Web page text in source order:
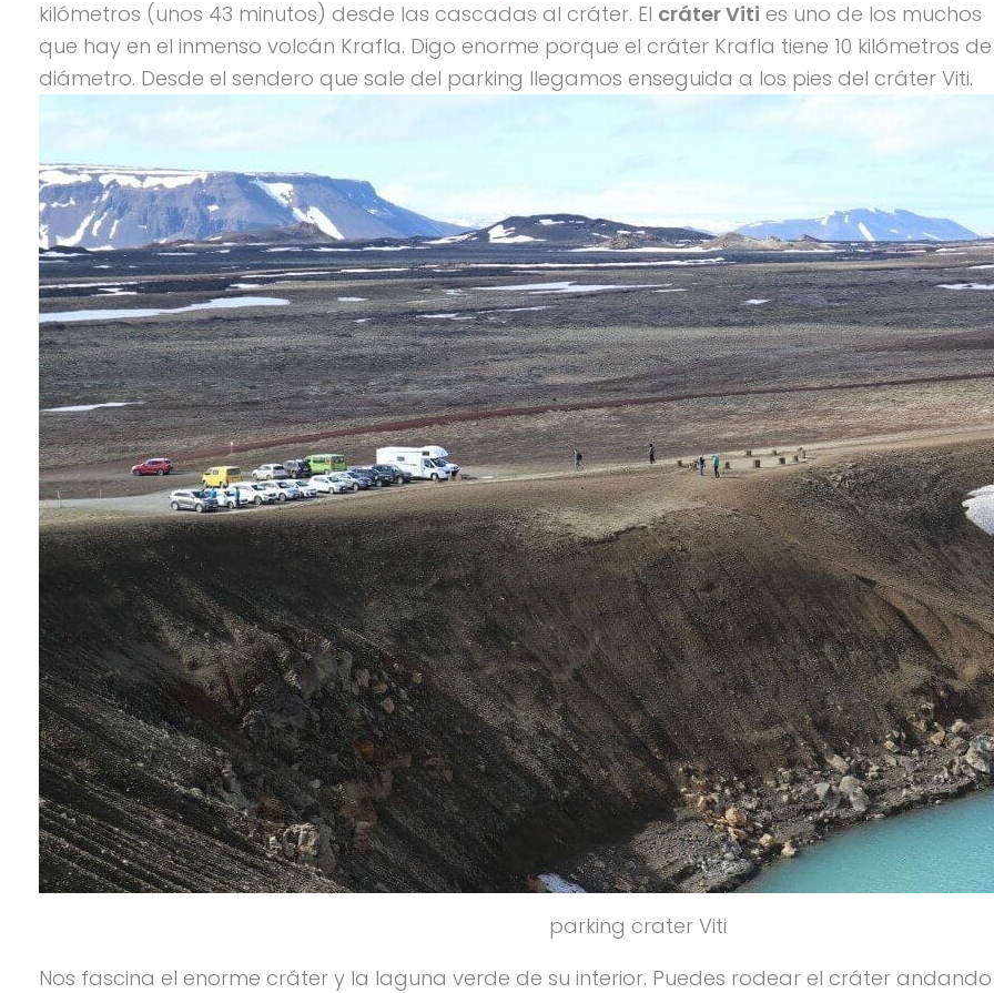
kilómetros (unos 43 minutos) desde las cascadas al cráter. El cráter Viti es uno de los muchos
que hay en el inmenso volcán Krafla. Digo enorme porque el cráter Krafla tiene 10 kilómetros de
diámetro. Desde el sendero que sale del parking llegamos enseguida a los pies del cráter Viti.
parking crater Viti
Nos fascina el enorme cráter y la laguna verde de su interior. Puedes rodear el cráter